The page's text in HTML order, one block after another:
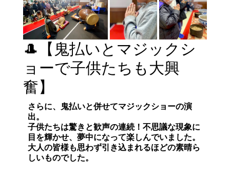
🎩【鬼払いとマジックシ
ョーで子供たちも大興
奮】
さらに、鬼払いと併せてマジックショーの演
出。
子供たちは驚きと歓声の連続！不思議な現象に
目を輝かせ、夢中になって楽しんでいました。
大人の皆様も思わず引き込まれるほどの素晴ら
しいものでした。